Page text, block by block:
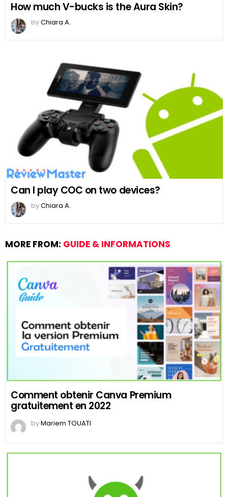
How much V-bucks is the Aura Skin?
byChiara A.
Can I play COC on two devices?
byChiara A.
MORE FROM: GUIDE & INFORMATIONS
Comment obtenir Canva Premium
gratuitement en 2022
byMariem TOUATI